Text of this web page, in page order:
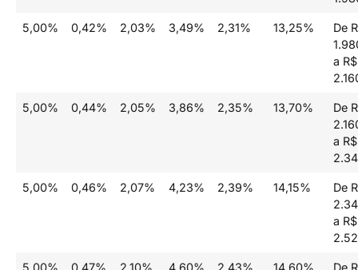
5,00% 0,42% 2,03% 3,49% 2,31% 13,25%
De
a R$
5,00% 0,44% 2,05% 3,86% 2,35% 13,70%
De
a R$
5,00% 0,46% 2,07% 4,23% 2,39% 14,15%
De
a R$